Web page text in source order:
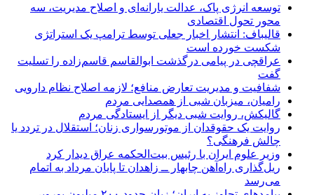
توسعه انرژی پاک، عدالت یارانه‌ای و اصلاح مدیریت، سه
محور تحول اقتصادی
قالیباف: انتشار اخبار جعلی توسط ترامپ یک استراتژی
شکست خورده است
عراقچی در پیامی درگذشت ابوالقاسم قاسم‌زاده را تسلیت
گفت
شفافیت و مدیریت تعارض منافع؛ لازمه اصلاح نظام دارویی
رامیان، میزبان شبی از همصدایی مردم
گالیکش، روایت شبی دیگر از ایستادگی مردم
روایت یک حقوقدان از موتورسواری زنان؛ استقلال در تردد یا
چالش فرهنگی؟
وزیر علوم ایران با رئیس بیت‌الحکمه عراق دیدار کرد
ریل‌گذاری راه‌آهن چابهار ــ زاهدان تا پایان مرداد به اتمام
می‌رسد